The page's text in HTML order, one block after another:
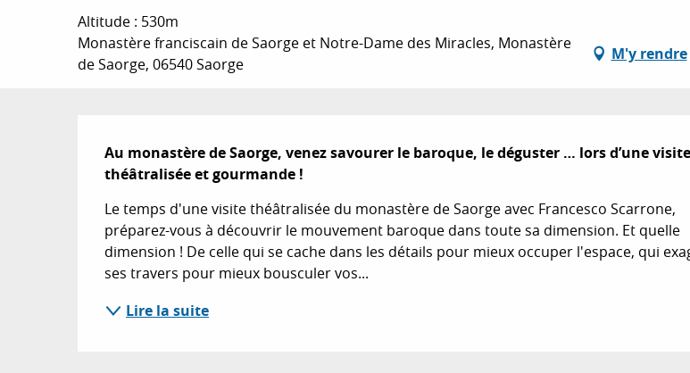
Altitude : 530m
Monastère franciscain de Saorge et Notre-Dame des Miracles, Monastère
de Saorge, 06540 Saorge
M'y rendre
Description
Au monastère de Saorge, venez savourer le baroque, le déguster … lors d’une visite
théâtralisée et gourmande !
Le temps d'une visite théâtralisée du monastère de Saorge avec Francesco Scarrone,
préparez-vous à découvrir le mouvement baroque dans toute sa dimension. Et quelle
dimension ! De celle qui se cache dans les détails pour mieux occuper l'espace, qui
ses travers pour mieux bousculer vos...
Lire la suite